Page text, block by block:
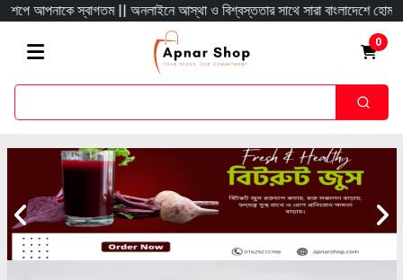
|| অনলাইনে আস্থা ও বিশ্বস্ততার সাথে সারা বাংলাদেশে হোম ডেলিভারী দিয়ে থাকি
0